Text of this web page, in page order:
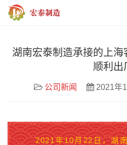
湖南宏泰制造承接的上
顺利出
公司新闻 2021年
2021年10月22日，湖